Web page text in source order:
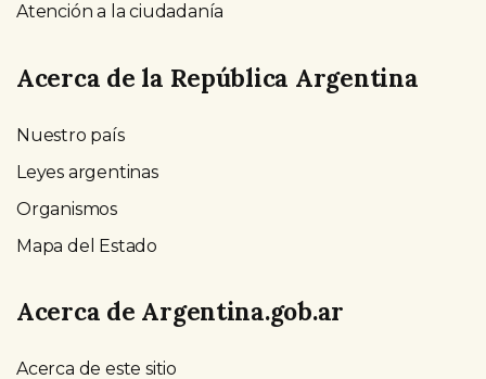
Atención a la ciudadanía
Acerca de la República Argentina
Nuestro país
Leyes argentinas
Organismos
Mapa del Estado
Acerca de Argentina.gob.ar
Acerca de este sitio